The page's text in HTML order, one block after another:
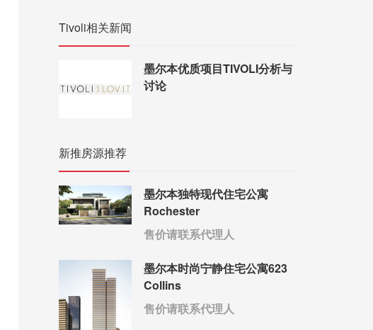
Tivoli相关新闻
墨尔本优质项目TIVOLI分析与
讨论
新推房源推荐
墨尔本独特现代住宅公寓
Rochester
售价请联系代理人
墨尔本时尚宁静住宅公寓623
Collins
售价请联系代理人